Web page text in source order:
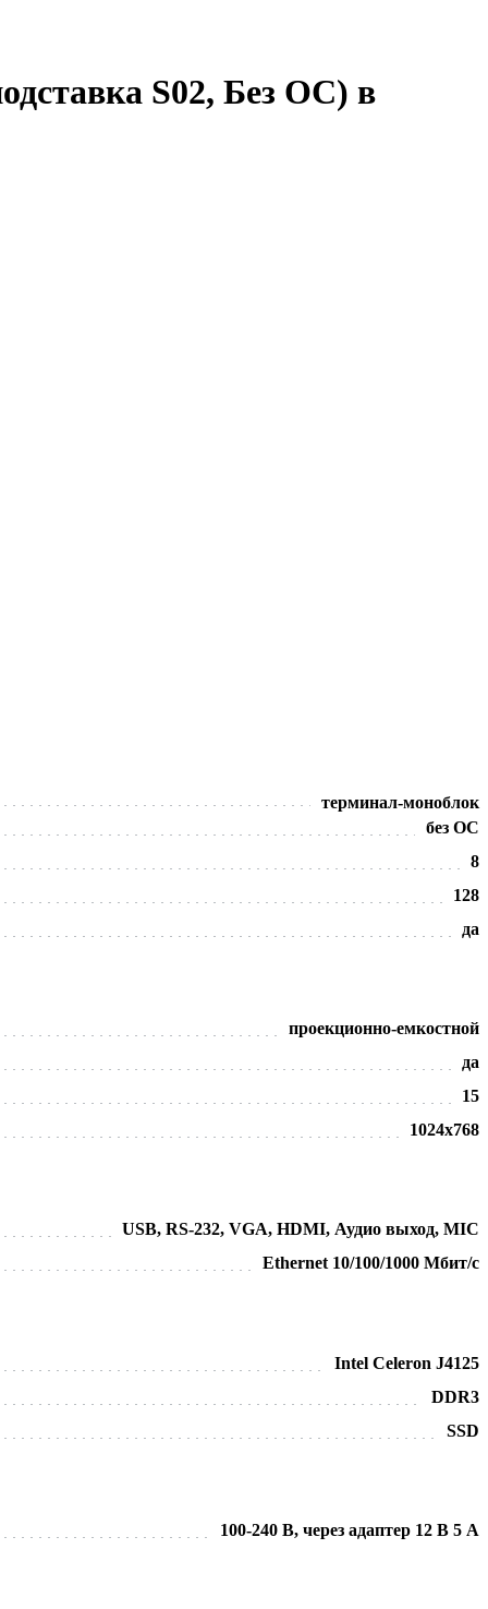
S02, Без ОС) в
терминал-моноблок
без ОС
8
128
да
проекционно-емкостной
да
15
1024х768
USB, RS-232, VGA, HDMI, Аудио выход, MIC
Ethernet 10/100/1000 Мбит/с
Intel Celeron J4125
DDR3
SSD
100-240 В, через адаптер 12 В 5 А